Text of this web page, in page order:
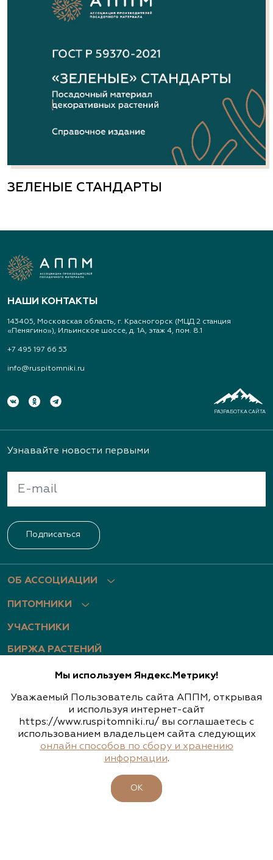
ЗЕЛЕНЫЕ СТАНДАРТЫ
НАШИ КОНТАКТЫ
143405, Московская область, г. Красногорск (МЦД 2 станция
«Пенягино»), Ильинское шоссе, д. 1А, этаж 4, пом. 8.1
+7 495 197 66 53
info@ruspitomniki.ru
РАЗРАБОТКА САЙТА
ОБ АССОЦИАЦИИ
ПИТОМНИКИ
УЧАСТНИКИ
БИРЖА РАСТЕНИЙ
БИЗНЕС-ШКОЛА
КЛУБ ЗЕЛЕНЫХ ПУТЕШЕСТВИЙ
МЕРОПРИЯТИЯ ЗЕЛЕНОЙ ОТРАСЛИ
ЧЛЕНАМ АССОЦИАЦИИ
КАТАЛОГ РАСТЕНИЙ
СИСТЕМА ДОБРОВОЛЬНОЙ СЕРТИФИКАЦИИ
«ЗЕЛЁНЫЕ» СТАНДАРТЫ
Узнавайте новости первыми
Подписаться
Мы используем Яндекс.Метрику!
Уважаемый Пользователь сайта АППМ, открывая
и используя интернет-сайт
https://www.ruspitomniki.ru/ вы соглашаетесь с
использованием владельцем сайта следующих
онлайн способов по сбору и хранению
информации.
ОК